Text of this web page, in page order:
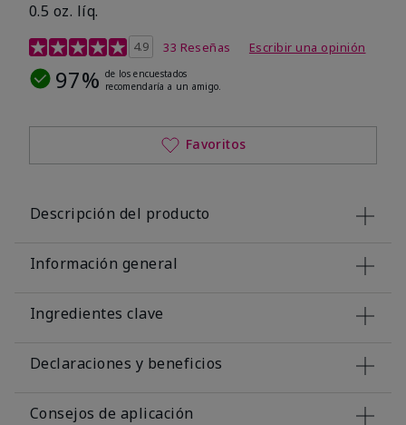
0.5 oz. líq.
Calificación de clientes de 4,9 de 5
4.9 33 Reseñas Escribir una opinión
97% de los encuestados
recomendaría a un amigo.
Favoritos
Descripción del producto
Información general
Ingredientes clave
Declaraciones y beneficios
Consejos de aplicación